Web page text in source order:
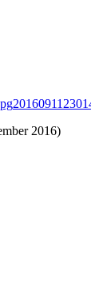
2016)